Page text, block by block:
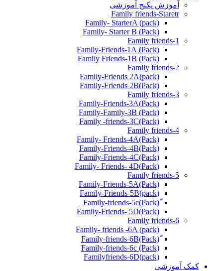
آموزش پکیج آموزشی
Family friends-Staretr
Family- StarterA (pack)
Family- Starter B (Pack)
Family friends-1
(Pack) Family-Friends-1A
(Pack) Family Friends-1B
Family friends-2
Family-Friends 2A(pack)
Family-Friends 2B(Pack)
Family friends-3
(Pack)Family-Friends-3A
Family-Family-3B (Pack)
Family -friends-3C(Pack)
Family friends-4
Family- Friends-4A(Pack)
Family-Friends-4B(Pack)
Family-Friends-4C(Pack)
(Pack)Family- Friends- 4D
Family friends-5
Family-Friends-5A(Pack)
(pack)Family-Friends-5B
ّ(Pack)Family-friends-5c
Family-Friends- 5D(Pack)
Family friends-6
Family- friends -6A (pack)
Family-friends-6c (Pack)
Familyfriends-6D(pack)
کمک آموزشی